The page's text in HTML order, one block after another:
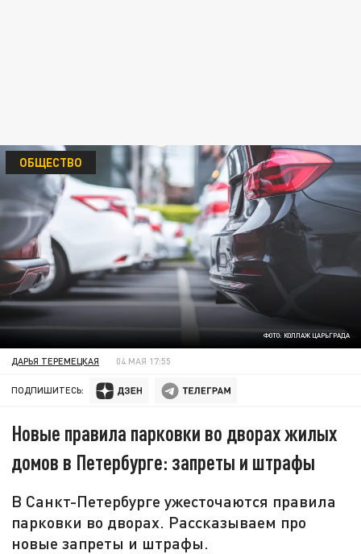
ФОТО: КОЛЛАЖ ЦАРЬГРАДА
ОБЩЕСТВО
ДАРЬЯ ТЕРЕМЕЦКАЯ 04 МАЯ 17:55
ПОДПИШИТЕСЬ:
Новые правила парковки во дворах жилых
домов в Петербурге: запреты и штрафы
В Санкт-Петербурге ужесточаются правила
парковки во дворах. Рассказываем про
новые запреты и штрафы.